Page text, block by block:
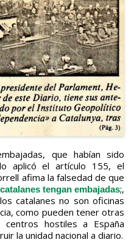
aplicó el artículo 155, el
afima la falsedad de que
tengan embajadas;,
catalanes no son oficinas
como pueden tener otras
centros hostiles a España
la unidad nacional a diario.